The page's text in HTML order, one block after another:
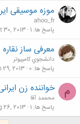
موزه موسیقی
ahoo_fr
پاسخ ها 1
30, 2013
معرفی ساز نقاره
دانشجوي كامپيوتر
پاسخ ها 0
29, 2013
م خواننده زن
محممد آقا
پاسخ ها 1
26, 2013